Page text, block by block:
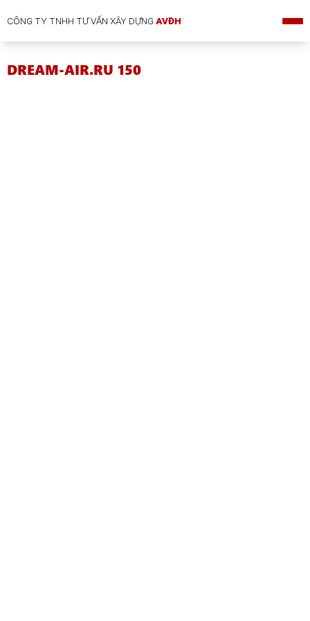
CÔNG TY TNHH TƯ VẤN XÂY DỰNGAVĐH
DREAM-AIR.RU 150